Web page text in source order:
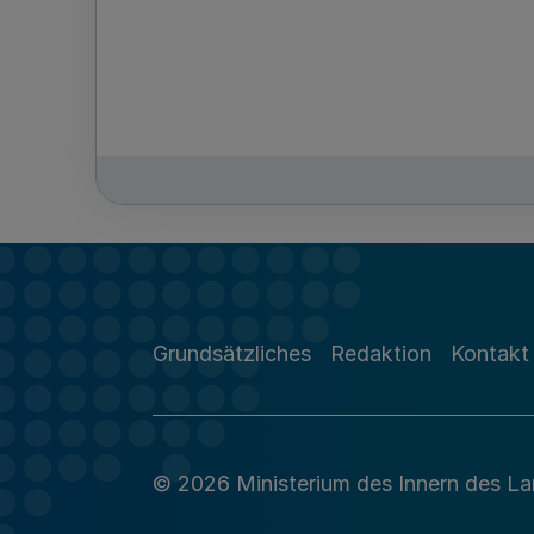
Grundsätzliches Redaktion Kontakt
© 2026 Ministerium des Innern des